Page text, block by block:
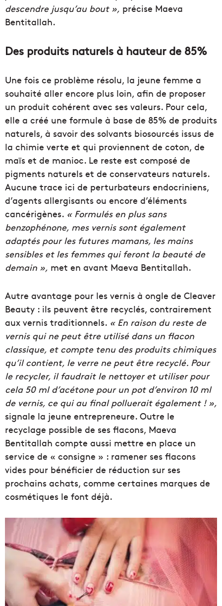
descendre jusqu’au bout », précise Maeva
Bentitallah.
Des produits naturels à hauteur de 85%
Une fois ce problème résolu, la jeune femme a
souhaité aller encore plus loin, afin de proposer
un produit cohérent avec ses valeurs. Pour cela,
elle a créé une formule à base de 85% de produits
naturels, à savoir des solvants biosourcés issus de
la chimie verte et qui proviennent de coton, de
maïs et de manioc. Le reste est composé de
pigments naturels et de conservateurs naturels.
Aucune trace ici de perturbateurs endocriniens,
d’agents allergisants ou encore d’éléments
cancérigènes. « Formulés en plus sans
benzophénone, mes vernis sont également
adaptés pour les futures mamans, les mains
sensibles et les femmes qui feront la beauté de
demain », met en avant Maeva Bentitallah.
Autre avantage pour les vernis à ongle de Cleaver
Beauty : ils peuvent être recyclés, contrairement
aux vernis traditionnels. « En raison du reste de
vernis qui ne peut être utilisé dans un flacon
classique, et compte tenu des produits chimiques
qu’il contient, le verre ne peut être recyclé. Pour
le recycler, il faudrait le nettoyer et utiliser pour
cela 50 ml d’acétone pour un pot d’environ 10 ml
de vernis, ce qui au final polluerait également ! »,
signale la jeune entrepreneure. Outre le
recyclage possible de ses flacons, Maeva
Bentitallah compte aussi mettre en place un
service de « consigne » : ramener ses flacons
vides pour bénéficier de réduction sur ses
prochains achats, comme certaines marques de
cosmétiques le font déjà.